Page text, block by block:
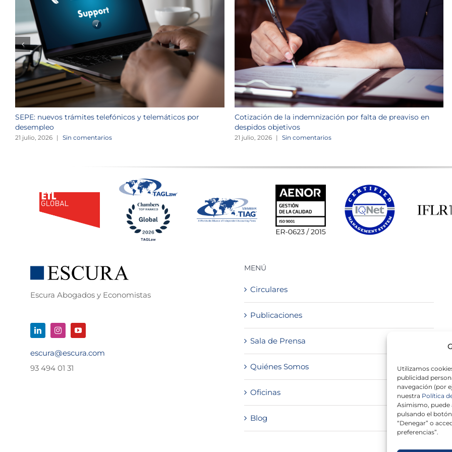
Utilizamos
publicidad
navegación (por
nuestra Política
Asimismo, puede
pulsando el
“Denegar” o
preferencias”.
SEPE: nuevos trámites telefónicos y telemáticos por
desempleo
21 julio, 2026 | Sin comentarios
Cotización de la indemnización por falta de preaviso en
despidos objetivos
21 julio, 2026 | Sin comentarios
Escura Abogados y Economistas
escura@escura.com
93 494 01 31
MENÚ
Circulares
Publicaciones
Sala de Prensa
Quiénes Somos
Oficinas
Blog